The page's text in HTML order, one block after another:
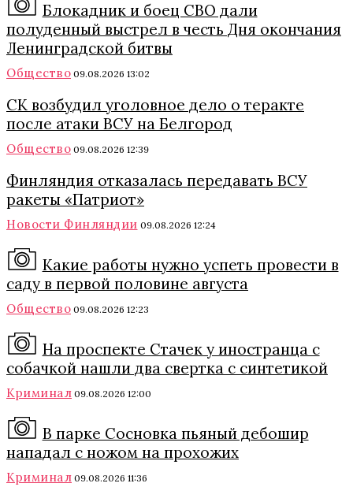
Блокадник и боец СВО дали
полуденный выстрел в честь Дня окончания
Ленинградской битвы
Общество 09.08.2026 13:02
СК возбудил уголовное дело о теракте
после атаки ВСУ на Белгород
Общество 09.08.2026 12:39
Финляндия отказалась передавать ВСУ
ракеты «Патриот»
Новости Финляндии 09.08.2026 12:24
Какие работы нужно успеть провести в
саду в первой половине августа
Общество 09.08.2026 12:23
На проспекте Стачек у иностранца с
собачкой нашли два свертка с синтетикой
Криминал 09.08.2026 12:00
В парке Сосновка пьяный дебошир
нападал с ножом на прохожих
Криминал 09.08.2026 11:36